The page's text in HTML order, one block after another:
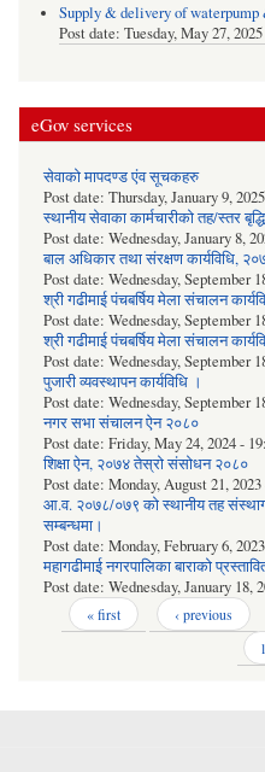
Supply & delivery of
Post date: Tuesday, May 27,
eGov services
सेवाको मापदण्ड एंव सूचकहरु
Post date: Thursday, January 9,
स्थानीय सेवाका कार्मचारीको तह/स्तर
Post date: Wednesday, January 8,
बाल अधिकार तथा संरक्षण कार्यविधि,
Post date: Wednesday, September
श्री गढीमाई पंचबर्षिय मेला संचालन
Post date: Wednesday, September
श्री गढीमाई पंचबर्षिय मेला संचालन
Post date: Wednesday, September
पुजारी व्यवस्थापन कार्यविधि ।
Post date: Wednesday, September
नगर सभा संचालन ऐन २०८०
Post date: Friday, May 24, 2024 -
शिक्षा ऐन, २०७४ तेस्रो संसोधन २०८०
Post date: Monday, August 21,
आ.व. २०७८/०७९ को स्थानीय तह
सम्बन्धमा।
Post date: Monday, February 6,
महागढीमाई नगरपालिका बाराको
Post date: Wednesday, January 18,
Pages« first ‹ previous